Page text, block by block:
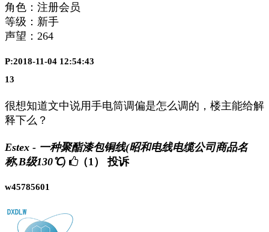
角色：注册会员
等级：新手
声望： 264
P:2018-11-04 12:54:43
13
很想知道文中说用手电筒调偏是怎么调的，楼主能给解
释下么？
Estex - 一种聚酯漆包铜线(昭和电线电缆公司商品名
称,B级130℃)
（1） 投诉
w45785601